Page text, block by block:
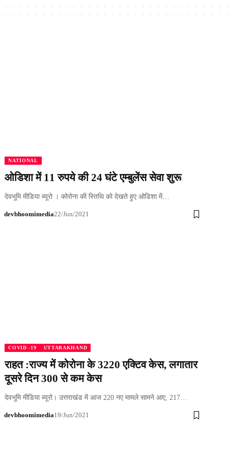
NATIONAL
ओडिशा में 11 रुपये की 24 घंटे एम्बुलेंस सेवा शुरू
देवभूमि मीडिया ब्यूरो । कोरोना की स्तिथि को देखते हुए ओडिशा में…
devbhoomimedia22/Jun/2021
COVID -19 UTTARAKHAND
राहत :राज्य में कोरोना के 3220 एक्टिव केस, लगातार
दूसरे दिन 300 से कम केस
देवभूमि मीडिया ब्यूरो। उत्तराखंड में आज 220 नए मामले सामने आए, 217…
devbhoomimedia19/Jun/2021